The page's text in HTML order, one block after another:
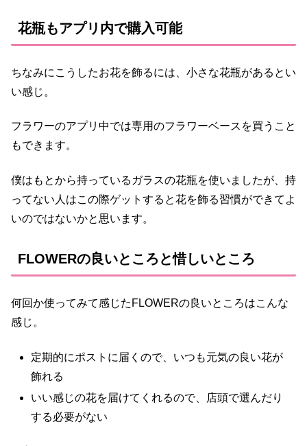
花瓶もアプリ内で購入可能
ちなみにこうしたお花を飾るには、小さな花瓶があるとい
い感じ。
フラワーのアプリ中では専用のフラワーベースを買うこと
もできます。
僕はもとから持っているガラスの花瓶を使いましたが、持
ってない人はこの際ゲットすると花を飾る習慣ができてよ
いのではないかと思います。
FLOWERの良いところと惜しいところ
何回か使ってみて感じたFLOWERの良いところはこんな
感じ。
定期的にポストに届くので、いつも元気の良い花が
飾れる
いい感じの花を届けてくれるので、店頭で選んだり
する必要がない